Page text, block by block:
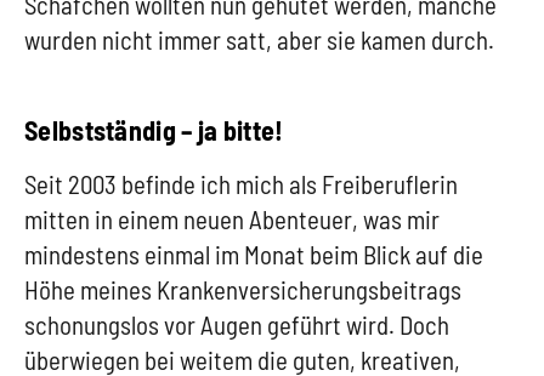
wurden nicht immer satt, aber sie kamen durch.
Selbstständig – ja bitte!
Seit 2003 befinde ich mich als Freiberuflerin
mitten in einem neuen Abenteuer, was mir
mindestens einmal im Monat beim Blick auf die
Höhe meines Krankenversicherungsbeitrags
schonungslos vor Augen geführt wird. Doch
überwiegen bei weitem die guten, kreativen,